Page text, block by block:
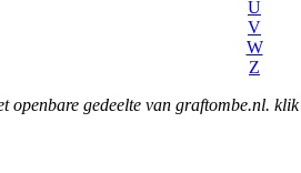
U
V
W
Z
openbare gedeelte van graftombe.nl. klik